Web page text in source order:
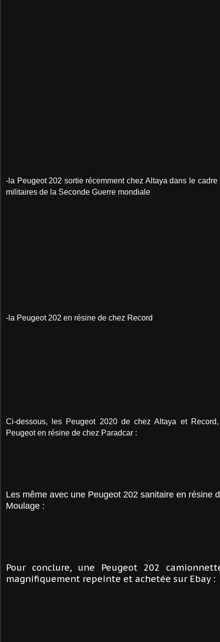
-la Peugeot 202 sortie récemment chez Altaya dans le
militaires de la Seconde Guerre mondiale
-la Peugeot 202 en résine de chez Record
Ci-dessous, les Peugeot 2020 de chez Altaya et
Peugeot en résine de chez Paradcar :
Les même avec une Peugeot 202 sanitaire en résine
Moulage :
Pour conclure, une Peugeot 202
magnifiquement repeinte et achetée sur Ebay :